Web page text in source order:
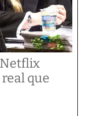
Netflix
que